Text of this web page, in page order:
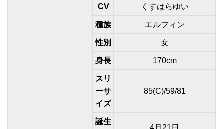
CV くすはらゆい
種族 エルフィン
性別 女
身長 170cm
スリ
ーサ
イズ
85(C)/59/81
誕生
4月21日